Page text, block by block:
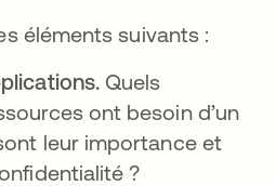
éléments suivants :
Quels
ont besoin d’un
leur importance et
?